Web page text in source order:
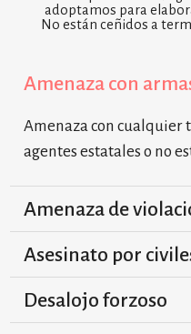
adoptamos para
No están ceñidos a
Amenaza con
Amenaza con cualquier
agentes estatales o no
Amenaza de
Asesinato por
Desalojo forzoso